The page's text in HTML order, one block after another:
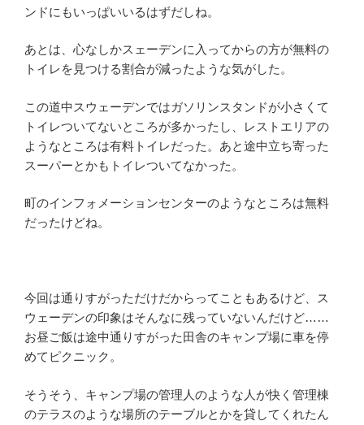
ンドにもいっぱいいるはずだしね。
あとは、心なしかスェーデンに入ってからの方が無料の
トイレを見つける割合が減ったような気がした。
この道中スウェーデンではガソリンスタンドが小さくて
トイレついてないところが多かったし、レストエリアの
ようなところは有料トイレだった。あと途中立ち寄った
スーパーとかもトイレついてなかった。
町のインフォメーションセンターのようなところは無料
だったけどね。
今回は通りすがっただけだからってこともあるけど、ス
ウェーデンの印象はそんなに残っていないんだけど……
お昼ご飯は途中通りすがった田舎のキャンプ場に車を停
めてピクニック。
そうそう、キャンプ場の管理人のような人が快く管理棟
のテラスのような場所のテーブルとかを貸してくれたん